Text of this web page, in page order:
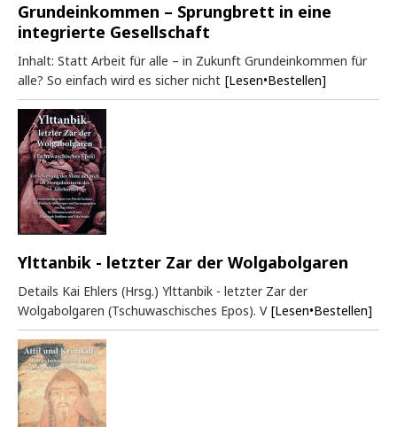
Grundeinkommen – Sprungbrett in eine
integrierte Gesellschaft
Inhalt: Statt Arbeit für alle – in Zukunft Grundeinkommen für
alle? So einfach wird es sicher nicht [Lesen•Bestellen]
Ylttanbik - letzter Zar der Wolgabolgaren
Details Kai Ehlers (Hrsg.) Ylttanbik - letzter Zar der
Wolgabolgaren (Tschuwaschisches Epos). V [Lesen•Bestellen]